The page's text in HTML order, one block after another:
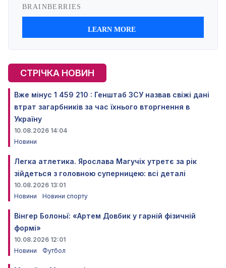
СТРІЧКА НОВИН
Вже мінус 1 459 210 : Генштаб ЗСУ назвав свіжі дані
втрат загарбників за час їхнього вторгнення в
Україну
10.08.2026 14:04
Новини
Легка атлетика. Ярослава Магучіх утретє за рік
зійдеться з головною суперницею: всі деталі
10.08.2026 13:01
Новини
Новини спорту
Вінгер Болоньї: «Артем Довбик у гарній фізичній
формі»
10.08.2026 12:01
Новини
Футбол